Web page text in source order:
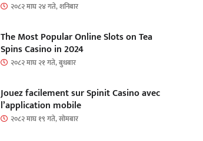
२०८२ माघ २४ गते, शनिबार
The Most Popular Online Slots on Tea
Spins Casino in 2024
२०८२ माघ २१ गते, बुधबार
Jouez facilement sur Spinit Casino avec
l’application mobile
२०८२ माघ १९ गते, सोमबार